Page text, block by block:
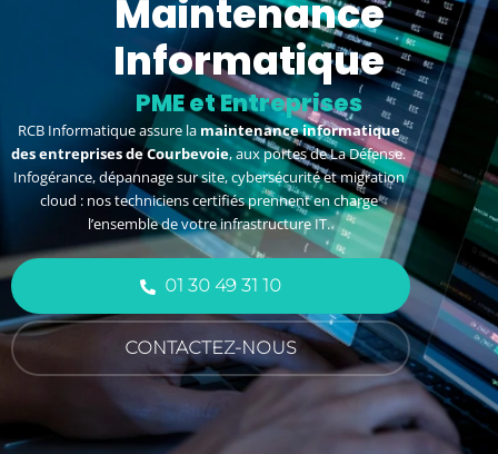
Maintenance
Informatique
à Courbevoie
RCB Informatique assure la maintenance informatique
des entreprises de Courbevoie, aux portes de La Défense.
Infogérance, dépannage sur site, cybersécurité et migration
cloud : nos techniciens certifiés prennent en charge
l’ensemble de votre infrastructure IT.
01 30 49 31 10
CONTACTEZ-NOUS